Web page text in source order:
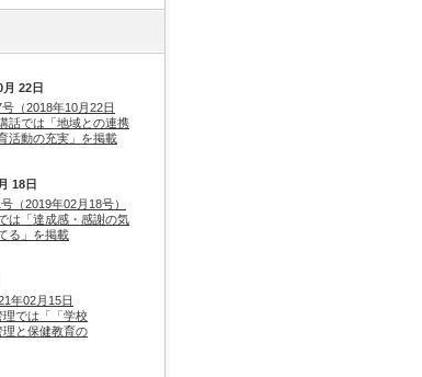
22日
（2018年10月22日
話では「地域との連携
活動の充実」を掲載
18日
（2019年02月18号）
は「達成感・感謝の気
る」を掲載
年02月15日
では「「学校
と保健教育の